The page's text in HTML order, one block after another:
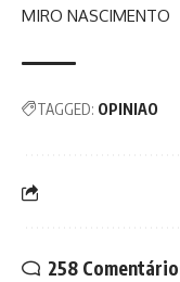
MIRO NASCIMENTO
TAGGED: OPINIAO
258